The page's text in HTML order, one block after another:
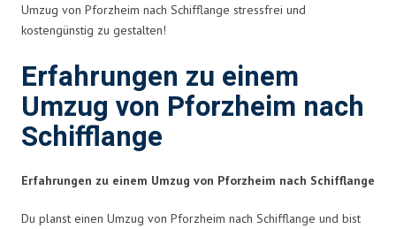
Umzug von Pforzheim nach Schifflange stressfrei und
kostengünstig zu gestalten!
Erfahrungen zu einem
Umzug von Pforzheim nach
Schifflange
Erfahrungen zu einem Umzug von Pforzheim nach Schifflange
Du planst einen Umzug von Pforzheim nach Schifflange und bist